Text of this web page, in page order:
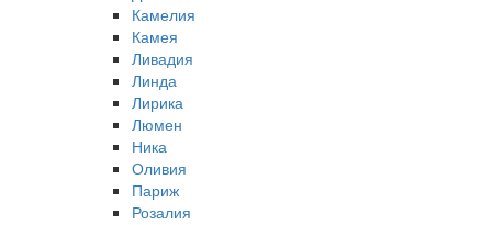
Камелия
Камея
Ливадия
Линда
Лирика
Люмен
Ника
Оливия
Париж
Розалия